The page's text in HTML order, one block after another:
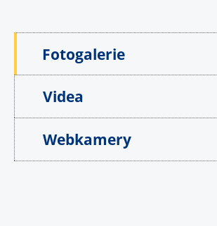
Fotogalerie
Videa
Webkamery